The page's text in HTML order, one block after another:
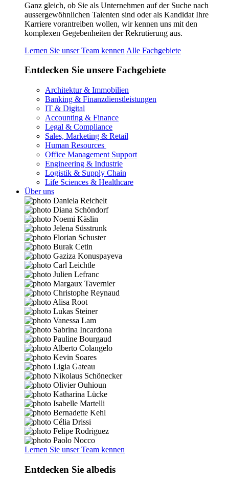
Ganz gleich, ob Sie als Unternehmen auf der Suche nach
aussergewöhnlichen Talenten sind oder als Kandidat Ihre
Karriere vorantreiben wollen, wir kennen uns mit den
komplexen Gegebenheiten der Rekrutierung aus.
Lernen Sie unser Team kennen Alle Fachgebiete
Entdecken Sie unsere Fachgebiete
Architektur & Immobilien
Banking & Finanzdienstleistungen
IT & Digital
Accounting & Finance
Legal & Compliance
Sales, Marketing & Retail
Human Resources
Office Management Support
Engineering & Industrie
Logistik & Supply Chain
Life Sciences & Healthcare
Über uns
Lernen Sie unser Team kennen
Entdecken Sie albedis